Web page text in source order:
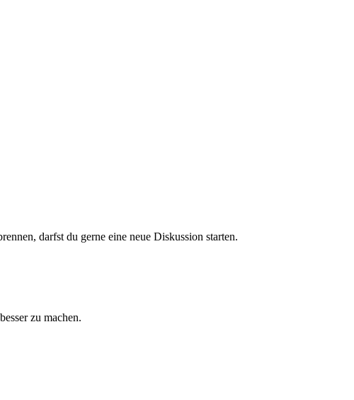
darfst du gerne eine neue Diskussion starten.
zu machen.